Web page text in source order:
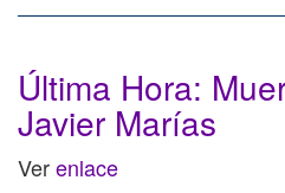
Última Hora:
Javier Marías
Verenlace